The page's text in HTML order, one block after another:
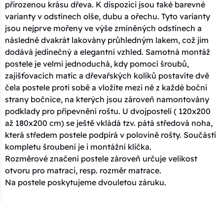
přirozenou krásu dřeva. K dispozici jsou také barevné
varianty v odstínech olše, dubu a ořechu. Tyto varianty
jsou nejprve mořeny ve výše zmíněných odstínech a
následně dvakrát lakovány průhledným lakem, což jim
dodává jedinečný a elegantní vzhled. Samotná montáž
postele je velmi jednoduchá, kdy pomocí šroubů,
zajišťovacích matic a dřevařských kolíků postavíte dvě
čela postele proti sobě a vložíte mezi ně z každé boční
strany bočnice, na kterých jsou zároveň namontovány
podklady pro připevnění roštu. U dvojpostelí ( 120x200
až 180x200 cm) se ještě vkládá tzv. pátá středová noha,
která středem postele podpírá v polovině rošty. Součástí
kompletu šroubení je i montážní klička.
Rozměrové značení postele zároveň určuje velikost
otvoru pro matraci, resp. rozměr matrace.
Na postele poskytujeme dvouletou záruku.